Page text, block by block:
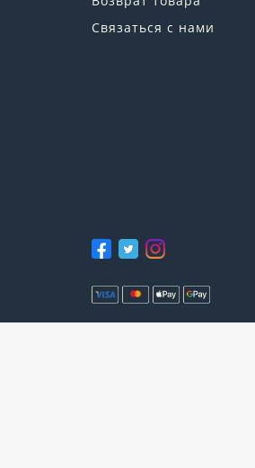
Связаться с нами